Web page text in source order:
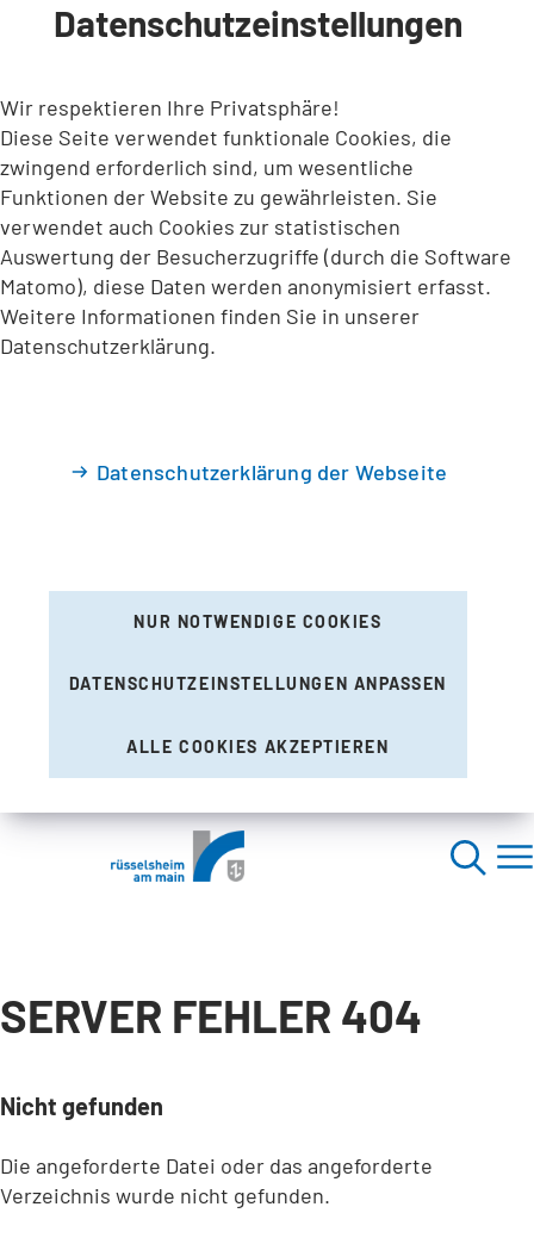
INHALT ANSPRINGEN
Datenschutzeinstellungen
Wir respektieren Ihre Privatsphäre!
Diese Seite verwendet funktionale Cookies, die
zwingend erforderlich sind, um wesentliche
Funktionen der Website zu gewährleisten. Sie
verwendet auch Cookies zur statistischen
Auswertung der Besucherzugriffe (durch die Software
Matomo), diese Daten werden anonymisiert erfasst.
Weitere Informationen finden Sie in unserer
Datenschutzerklärung.
Datenschutzerklärung der Webseite
NUR NOTWENDIGE COOKIES
DATENSCHUTZEINSTELLUNGEN ANPASSEN
ALLE COOKIES AKZEPTIEREN
SERVER FEHLER 404
Nicht gefunden
Die angeforderte Datei oder das angeforderte
Verzeichnis wurde nicht gefunden.